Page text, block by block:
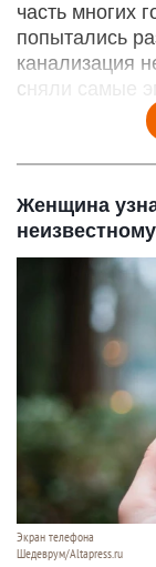
часть многих
попытались
канализация
сняли самые
Женщина
Экран телефона
Шедеврум/Altapress.ru